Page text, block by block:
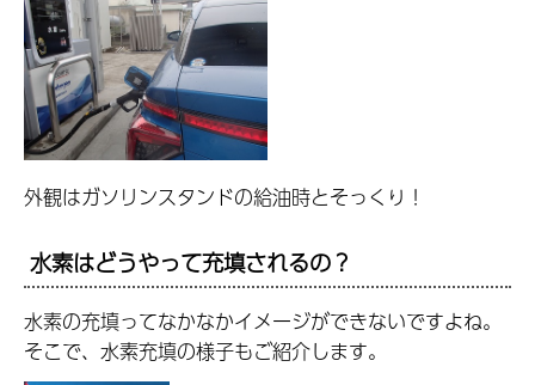
外観はガソリンスタンドの給油時とそっくり！
水素はどうやって充填されるの？
水素の充填ってなかなかイメージができないですよね。
そこで、水素充填の様子もご紹介します。